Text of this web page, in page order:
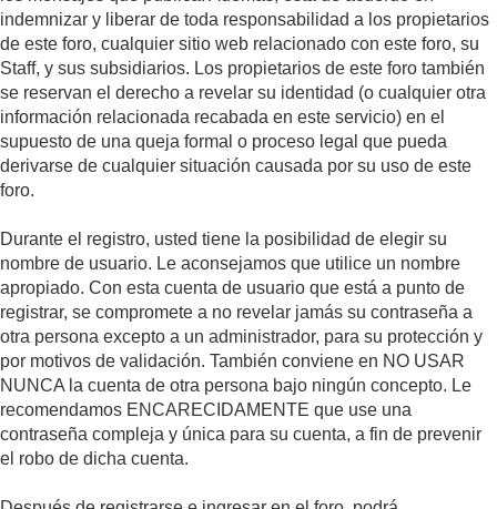
indemnizar y liberar de toda responsabilidad a los propietarios
de este foro, cualquier sitio web relacionado con este foro, su
Staff, y sus subsidiarios. Los propietarios de este foro también
se reservan el derecho a revelar su identidad (o cualquier otra
información relacionada recabada en este servicio) en el
supuesto de una queja formal o proceso legal que pueda
derivarse de cualquier situación causada por su uso de este
foro.
Durante el registro, usted tiene la posibilidad de elegir su
nombre de usuario. Le aconsejamos que utilice un nombre
apropiado. Con esta cuenta de usuario que está a punto de
registrar, se compromete a no revelar jamás su contraseña a
otra persona excepto a un administrador, para su protección y
por motivos de validación. También conviene en NO USAR
NUNCA la cuenta de otra persona bajo ningún concepto. Le
recomendamos ENCARECIDAMENTE que use una
contraseña compleja y única para su cuenta, a fin de prevenir
el robo de dicha cuenta.